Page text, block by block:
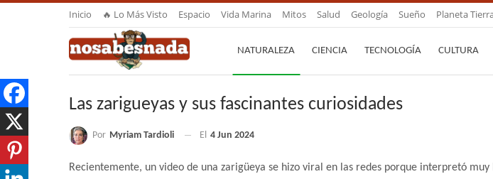
Inicio 🔥 Lo Más Visto Espacio Vida Marina Mitos Salud Geología Sueño Planeta
NATURALEZA CIENCIA TECNOLOGÍA CULTURA
Las zarigueyas y sus fascinantes curiosidades
Por Myriam Tardioli El 4 Jun 2024
Recientemente, un video de una zarigüeya se hizo viral en las redes porque interpretó muy